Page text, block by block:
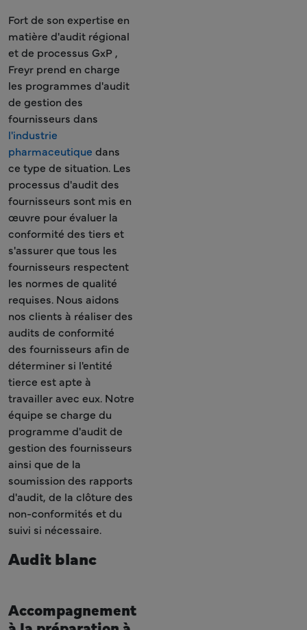
Fort de son expertise en
matière d'audit régional
et de processus GxP ,
Freyr prend en charge
les programmes d'audit
de gestion des
fournisseurs dans
l'industrie
pharmaceutique dans
ce type de situation. Les
processus d'audit des
fournisseurs sont mis en
œuvre pour évaluer la
conformité des tiers et
s'assurer que tous les
fournisseurs respectent
les normes de qualité
requises. Nous aidons
nos clients à réaliser des
audits de conformité
des fournisseurs afin de
déterminer si l'entité
tierce est apte à
travailler avec eux. Notre
équipe se charge du
programme d'audit de
gestion des fournisseurs
ainsi que de la
soumission des rapports
d'audit, de la clôture des
non-conformités et du
suivi si nécessaire.
Audit blanc
Accompagnement